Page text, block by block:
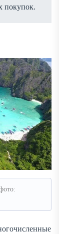
покупок.